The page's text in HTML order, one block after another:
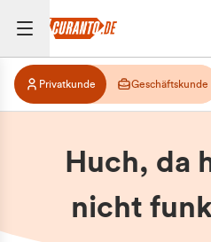
Privatkunde Geschäftskunde
Huch, da
nicht